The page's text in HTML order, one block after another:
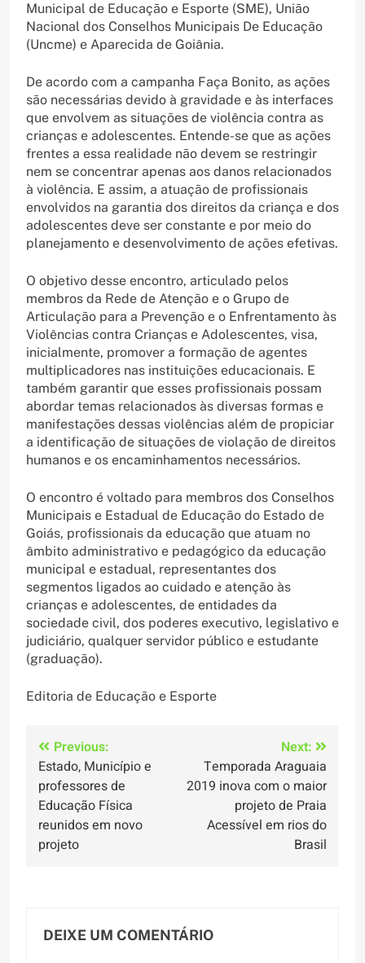
Municipal de Educação e Esporte (SME), União
Nacional dos Conselhos Municipais De Educação
(Uncme) e Aparecida de Goiânia.
De acordo com a campanha Faça Bonito, as ações
são necessárias devido à gravidade e às interfaces
que envolvem as situações de violência contra as
crianças e adolescentes. Entende-se que as ações
frentes a essa realidade não devem se restringir
nem se concentrar apenas aos danos relacionados
à violência. E assim, a atuação de profissionais
envolvidos na garantia dos direitos da criança e dos
adolescentes deve ser constante e por meio do
planejamento e desenvolvimento de ações efetivas.
O objetivo desse encontro, articulado pelos
membros da Rede de Atenção e o Grupo de
Articulação para a Prevenção e o Enfrentamento às
Violências contra Crianças e Adolescentes, visa,
inicialmente, promover a formação de agentes
multiplicadores nas instituições educacionais. E
também garantir que esses profissionais possam
abordar temas relacionados às diversas formas e
manifestações dessas violências além de propiciar
a identificação de situações de violação de direitos
humanos e os encaminhamentos necessários.
O encontro é voltado para membros dos Conselhos
Municipais e Estadual de Educação do Estado de
Goiás, profissionais da educação que atuam no
âmbito administrativo e pedagógico da educação
municipal e estadual, representantes dos
segmentos ligados ao cuidado e atenção às
crianças e adolescentes, de entidades da
sociedade civil, dos poderes executivo, legislativo e
judiciário, qualquer servidor público e estudante
(graduação).
Editoria de Educação e Esporte
Navegação
de
Post
Previous:
Estado, Município e
professores de
Educação Física
reunidos em novo
projeto
Next:
Temporada Araguaia
2019 inova com o maior
projeto de Praia
Acessível em rios do
Brasil
DEIXE UM COMENTÁRIO